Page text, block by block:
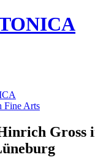
Fine Arts
Gross